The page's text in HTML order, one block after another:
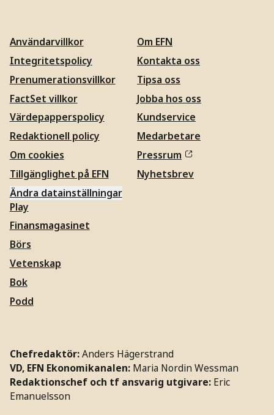
Användarvillkor
Integritetspolicy
Prenumerationsvillkor
FactSet villkor
Värdepapperspolicy
Redaktionell policy
Om cookies
Tillgänglighet på EFN
Ändra datainställningar
Om EFN
Kontakta oss
Tipsa oss
Jobba hos oss
Kundservice
Medarbetare
Pressrum
Nyhetsbrev
Play
Finansmagasinet
Börs
Vetenskap
Bok
Podd
Chefredaktör:Anders Hägerstrand
VD, EFN Ekonomikanalen: Maria Nordin Wessman
Redaktionschef och tf ansvarig utgivare: Eric
Emanuelsson